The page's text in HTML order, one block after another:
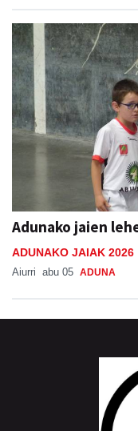
Adunako jaien
ADUNAKO JAIAK 2026
Aiurri abu 05 ADUNA